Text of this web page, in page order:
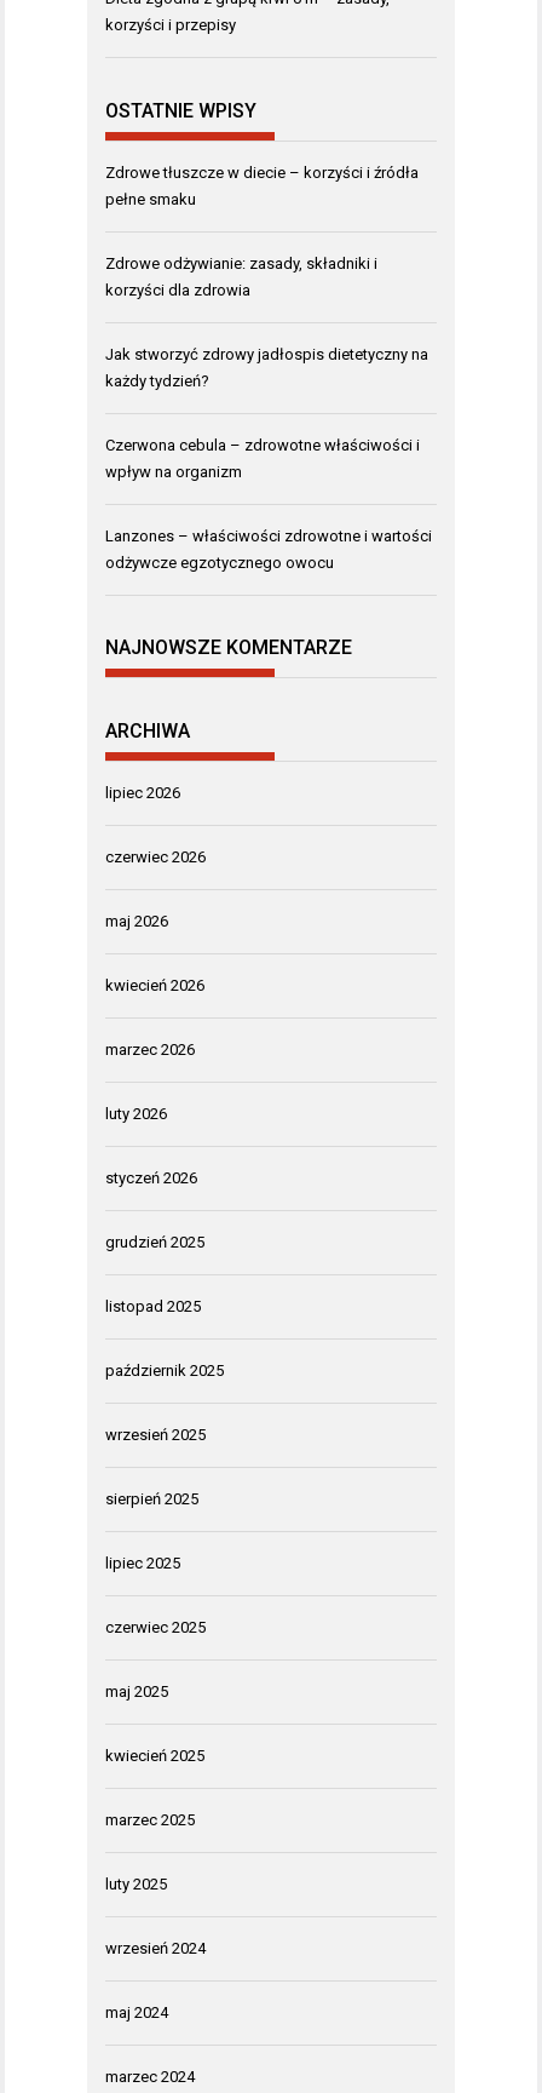
korzyści i przepisy
OSTATNIE WPISY
Zdrowe tłuszcze w diecie – korzyści i źródła
pełne smaku
Zdrowe odżywianie: zasady, składniki i
korzyści dla zdrowia
Jak stworzyć zdrowy jadłospis dietetyczny na
każdy tydzień?
Czerwona cebula – zdrowotne właściwości i
wpływ na organizm
Lanzones – właściwości zdrowotne i wartości
odżywcze egzotycznego owocu
NAJNOWSZE KOMENTARZE
ARCHIWA
lipiec 2026
czerwiec 2026
maj 2026
kwiecień 2026
marzec 2026
luty 2026
styczeń 2026
grudzień 2025
listopad 2025
październik 2025
wrzesień 2025
sierpień 2025
lipiec 2025
czerwiec 2025
maj 2025
kwiecień 2025
marzec 2025
luty 2025
wrzesień 2024
maj 2024
marzec 2024